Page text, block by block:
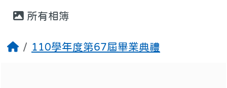
所有相簿
110學年度第67屆畢業典禮